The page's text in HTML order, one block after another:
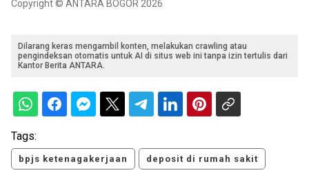
Copyright © ANTARA BOGOR 2026
Dilarang keras mengambil konten, melakukan crawling atau
pengindeksan otomatis untuk AI di situs web ini tanpa izin tertulis dari
Kantor Berita ANTARA.
Tags:
bpjs ketenagakerjaan deposit di rumah sakit